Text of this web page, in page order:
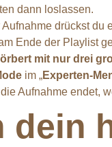
dann loslassen.
drückst du
Ende der Playlist
mit nur drei
im „Experten-
Aufnahme endet,
dein